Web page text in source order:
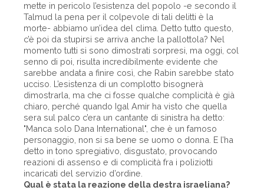
mette in pericolo l’esistenza del popolo -e secondo il
Talmud la pena per il colpevole di tali delitti è la
morte- abbiamo un’idea del clima. Detto tutto questo,
c’è poi da stupirsi se arriva anche la pallottola? Nel
momento tutti si sono dimostrati sorpresi, ma oggi, col
senno di poi, risulta incredibilmente evidente che
sarebbe andata a finire così, che Rabin sarebbe stato
ucciso. L’esistenza di un complotto bisognerà
dimostrarla, ma che ci fosse qualche complicità è già
chiaro, perché quando Igal Amir ha visto che quella
sera sul palco c’era un cantante di sinistra ha detto:
"Manca solo Dana International", che è un famoso
personaggio, non si sa bene se uomo o donna. E l’ha
detto in tono spregiativo, disgustato, provocando
reazioni di assenso e di complicità fra i poliziotti
incaricati del servizio d’ordine.
Qual è stata la reazione della destra israeliana?